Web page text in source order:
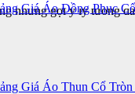
Giá Áo Đồng Phục
Giá Áo Thun Cổ
những gợi ý lý tưởng